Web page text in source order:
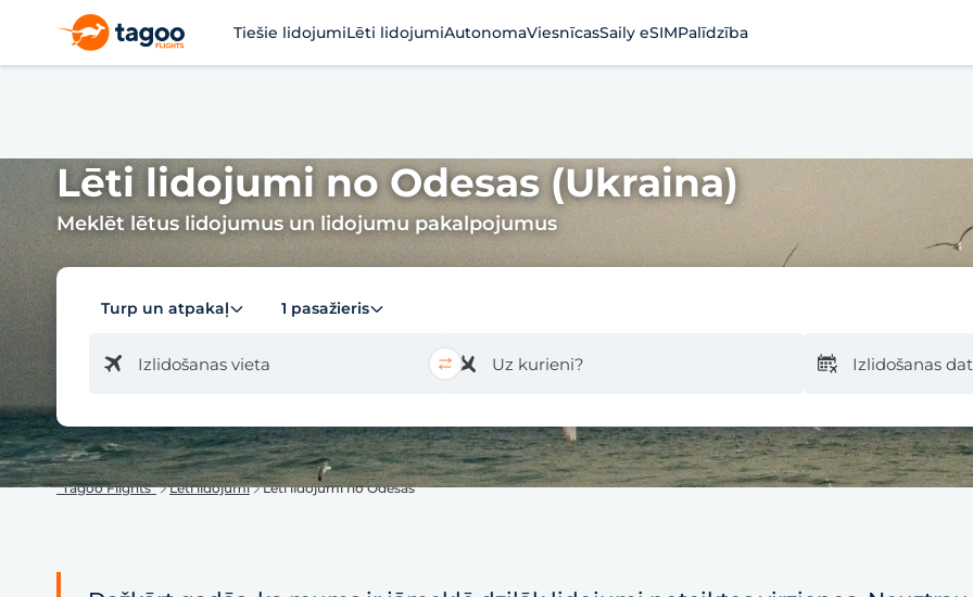
Tiešie lidojumiLēti lidojumiAutonomaViesnīcasSaily eSIMPalīdzība
Lēti lidojumi no Odesas (Ukraina)
Meklēt lētus lidojumus un lidojumu pakalpojumus
Turp un atpakaļ 1 pasažieris
Izlidošanas vieta Uz kurieni? Izlidošanas
"Tagoo Flights" Lēti lidojumi Lēti lidojumi no Odesas